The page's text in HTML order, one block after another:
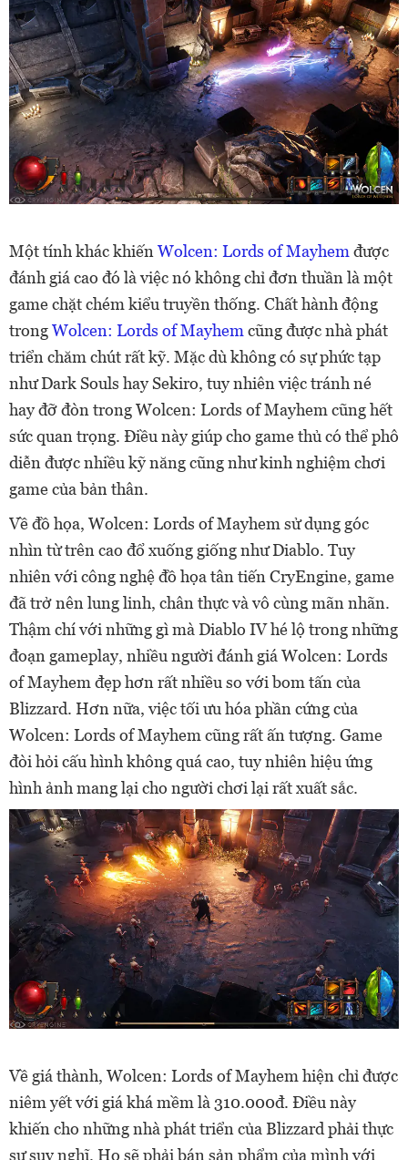
Một tính khác khiến Wolcen: Lords of Mayhem được
đánh giá cao đó là việc nó không chỉ đơn thuần là một
game chặt chém kiểu truyền thống. Chất hành động
trongWolcen: Lords of Mayhem cũng được nhà phát
triển chăm chút rất kỹ. Mặc dù không có sự phức tạp
như Dark Souls hay Sekiro, tuy nhiên việc tránh né
hay đỡ đòn trong Wolcen: Lords of Mayhem cũng hết
sức quan trọng. Điều này giúp cho game thủ có thể phô
diễn được nhiều kỹ năng cũng như kinh nghiệm chơi
game của bản thân.
Về đồ họa, Wolcen: Lords of Mayhem sử dụng góc
nhìn từ trên cao đổ xuống giống như Diablo. Tuy
nhiên với công nghệ đồ họa tân tiến CryEngine, game
đã trở nên lung linh, chân thực và vô cùng mãn nhãn.
Thậm chí với những gì mà Diablo IV hé lộ trong những
đoạn gameplay, nhiều người đánh giá Wolcen: Lords
of Mayhem đẹp hơn rất nhiều so với bom tấn của
Blizzard. Hơn nữa, việc tối ưu hóa phần cứng của
Wolcen: Lords of Mayhem cũng rất ấn tượng. Game
đòi hỏi cấu hình không quá cao, tuy nhiên hiệu ứng
hình ảnh mang lại cho người chơi lại rất xuất sắc.
Về giá thành, Wolcen: Lords of Mayhem hiện chỉ được
niêm yết với giá khá mềm là 310.000đ. Điều này
khiến cho những nhà phát triển của Blizzard phải thực
sự suy nghĩ. Họ sẽ phải bán sản phẩm của mình với